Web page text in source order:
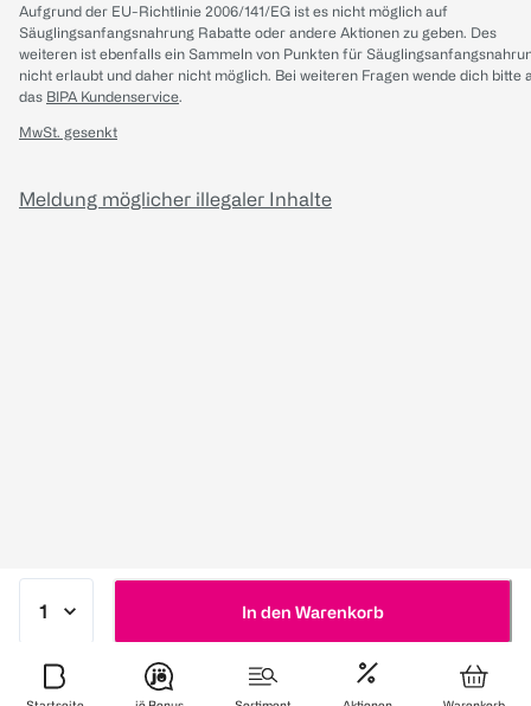
In den Warenkorb
Aufgrund der EU-Richtlinie 2006/141/EG ist es nicht möglich auf
Säuglingsanfangsnahrung Rabatte oder andere Aktionen zu geben. Des
weiteren ist ebenfalls ein Sammeln von Punkten für
nicht erlaubt und daher nicht möglich. Bei weiteren Fragen wende dich bitte
das BIPA Kundenservice.
MwSt. gesenkt
Meldung möglicher illegaler Inhalte